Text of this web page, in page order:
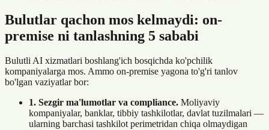
Bulutlar qachon mos kelmaydi: on-
premise ni tanlashning 5 sababi
Bulutli AI xizmatlari boshlang'ich bosqichda ko'pchilik
kompaniyalarga mos. Ammo on-premise yagona to'g'ri tanlov
bo'lgan vaziyatlar bor:
1. Sezgir ma'lumotlar va compliance. Moliyaviy
kompaniyalar, banklar, tibbiy tashkilotlar, davlat tuzilmalari —
ularning barchasi tashkilot perimetridan chiqa olmaydigan